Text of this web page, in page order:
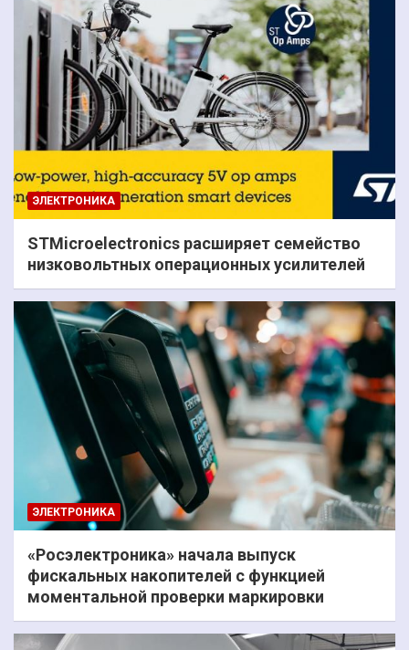
ЭЛЕКТРОНИКА
STMicroelectronics расширяет семейство
низковольтных операционных усилителей
ЭЛЕКТРОНИКА
«Росэлектроника» начала выпуск
фискальных накопителей с функцией
моментальной проверки маркировки